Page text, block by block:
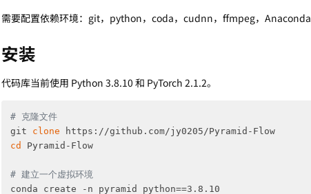
需要配置依赖环境：git，python，coda，cudnn，ffmpeg，Anaconda
安装
代码库当前使用 Python 3.8.10 和 PyTorch 2.1.2。
# 克隆文件
git clone
https://github.com/jy0205/Pyramid-Flow
cd
Pyramid-Flow
# 建立一个虚拟环境